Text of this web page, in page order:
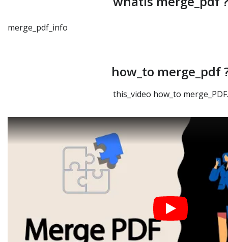
merge_pdf_info
how_to merge_pdf
this_video how_to merge_PDF.